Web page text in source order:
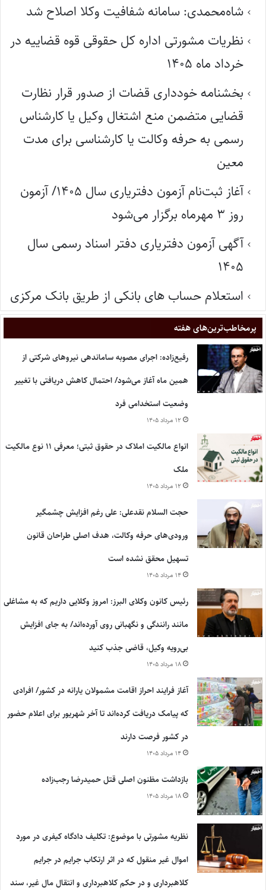
شاه‌محمدی: سامانه شفافیت وکلا اصلاح شد
نظریات مشورتی اداره کل حقوقی قوه قضاییه در
خرداد ماه ۱۴۰۵
بخشنامه خودداری قضات از صدور قرار نظارت
قضایی متضمن منع اشتغال وکیل یا کارشناس
رسمی به حرفه وکالت یا کارشناسی برای مدت
معین
آغاز ثبت‌نام آزمون دفتریاری سال ۱۴۰۵/ آزمون
روز ۳ مهرماه برگزار می‌شود
آگهی آزمون دفتریاری دفتر اسناد رسمی سال
۱۴۰۵
استعلام حساب های بانکی از طریق بانک مرکزی
پر‌مخاطب‌ترین‌های هفته
رفیع‌زاده: اجرای مصوبه ساماندهی نیروهای شرکتی از
همین ماه آغاز می‌شود/ احتمال کاهش دریافتی با تغییر
وضعیت استخدامی فرد
۱۲ مرداد ۱۴۰۵
انواع مالکیت املاک در حقوق ثبتی؛ معرفی ۱۱ نوع مالکیت
ملک
۱۲ مرداد ۱۴۰۵
حجت السلام نقدعلی: علی رغم افزایش چشمگیر
ورودی‌های حرفه وکالت، هدف اصلی طراحان قانون
تسهیل محقق نشده است
۱۴ مرداد ۱۴۰۵
رئیس کانون وکلای البرز: امروز وکلایی داریم که به مشاغلی
مانند رانندگی و نگهبانی روی آورده‌اند/ به جای افزایش
بی‌رویه وکیل، قاضی جذب کنید
۱۸ مرداد ۱۴۰۵
آغاز فرایند احراز اقامت مشمولان یارانه در کشور/ افرادی
که پیامک دریافت کرده‌اند تا آخر شهریور برای اعلام حضور
در کشور فرصت دارند
۱۴ مرداد ۱۴۰۵
بازداشت مظنون اصلی قتل حمیدرضا رجب‌زاده
۱۸ مرداد ۱۴۰۵
نظریه مشورتی با موضوع: تکلیف دادگاه کیفری در مورد
اموال غیر منقول که در اثر ارتکاب جرایم در جرایم
کلاهبرداری و در حکم کلاهبرداری و انتقال مال غیر، سند